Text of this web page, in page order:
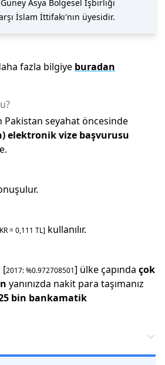
Asya Bölgesel İşbirliği
İslam İttifakı'nın üyesidir.
fazla bilgiye buradan
Pakistan seyahat öncesinde
elektronik vize başvurusu
=0,111 TL] kullanılır.
[2017: %0.972708501] ülke çapında çok
yanınızda nakit para taşımanız
bin bankamatik